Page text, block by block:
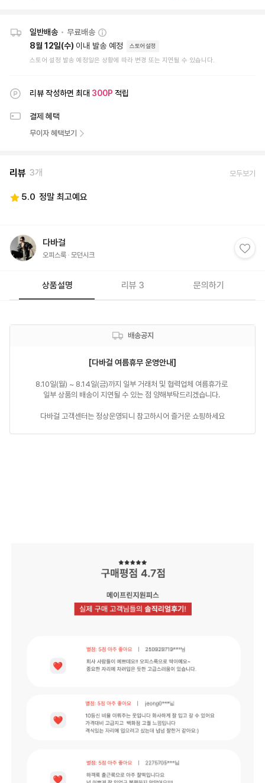
일반배송 • 무료배송
8월 12일(수) 이내 발송 예정 스토어설정
스토어 설정 발송 예정일은 상황에 따라 변경 또는 지연될 수 있습니다.
리뷰 작성하면 최대 300P 적립
결제 혜택
무이자 혜택보기
리뷰 3개 모두보기
5.0 정말 최고예요
다바걸
오피스룩 모던시크
상품설명 리뷰 3 문의하기
배송공지
[다바걸 여름휴무 운영안내]
8.10일(월) ~ 8.14일(금)까지 일부 거래처 및 협력업체 여름휴가로
일부 상품의 배송이 지연될 수 있는 점 양해부탁드리겠습니다.
다바걸 고객센터는 정상운영되니 참고하시어 즐거운 쇼핑하세요